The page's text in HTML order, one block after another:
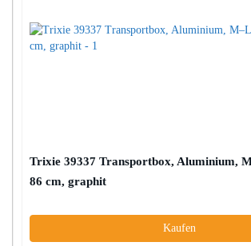
Trixie 39337 Transportbox, Aluminium,
86 cm, graphit
Kaufen